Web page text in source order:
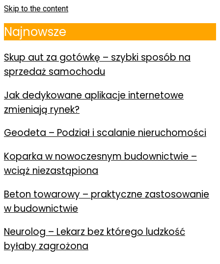
Skip to the content
Najnowsze
Skup aut za gotówkę – szybki sposób na
sprzedaż samochodu
Jak dedykowane aplikacje internetowe
zmieniają rynek?
Geodeta – Podział i scalanie nieruchomości
Koparka w nowoczesnym budownictwie –
wciąż niezastąpiona
Beton towarowy – praktyczne zastosowanie
w budownictwie
Neurolog – Lekarz bez którego ludzkość
byłaby zagrożona